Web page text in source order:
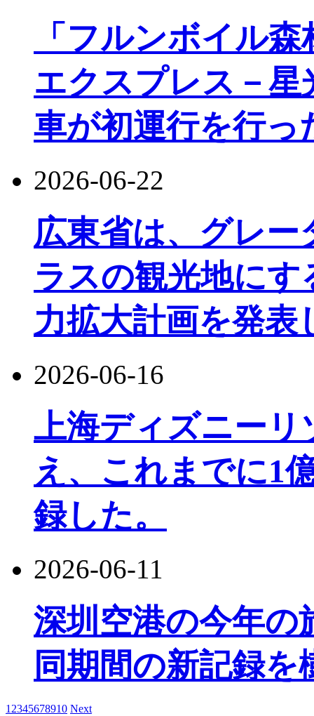
「フルンボイル
エクスプレス－星
車が初運行を行っ
2026-06-22
広東省は、グレ
ラスの観光地に
力拡大計画を発表
2026-06-16
上海ディズニーリ
え、これまでに1
録した。
2026-06-11
深圳空港の今年の
同期間の新記録を
1 2345678910 Next